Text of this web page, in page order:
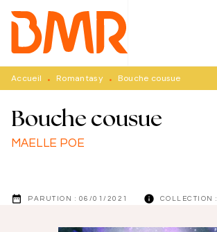
MENU RECHERCHE
PIED DE PAGE
Accueil • Romantasy • Bouche cousue
Bouche cousue
MAELLE POE
date_range PARUTION : 06/01/2021 info COLLECTION :